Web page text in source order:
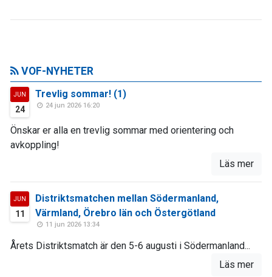
VOF-NYHETER
JUN
24
Trevlig sommar! (1)
24 jun 2026 16:20
Önskar er alla en trevlig sommar med orientering och
avkoppling!
Läs mer
JUN
11
Distriktsmatchen mellan Södermanland,
Värmland, Örebro län och Östergötland
11 jun 2026 13:34
Årets Distriktsmatch är den 5-6 augusti i Södermanland...
Läs mer